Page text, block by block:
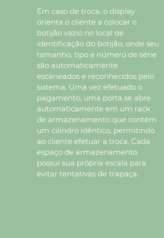
Em caso de troca, o display
orienta o cliente a colocar o
botijão vazio no local de
identificação do botijão, onde seu
tamanho, tipo e número de série
são automaticamente
escaneados e reconhecidos pelo
sistema. Uma vez efetuado o
pagamento, uma porta se abre
automaticamente em um rack
de armazenamento que contém
um cilindro idêntico, permitindo
ao cliente efetuar a troca. Cada
espaço de armazenamento
possui sua própria escala para
evitar tentativas de trapaça.